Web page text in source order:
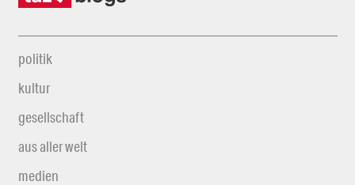
politik
kultur
gesellschaft
aus aller welt
medien